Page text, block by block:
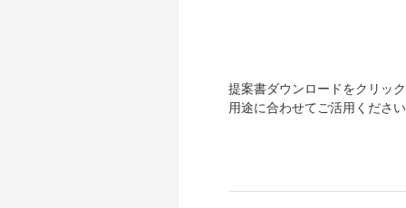
提案書ダウンロードをクリッ
用途に合わせてご活用くださ